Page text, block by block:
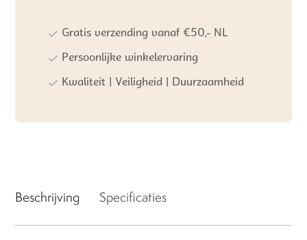
Gratis verzending vanaf €50,- NL
Persoonlijke winkelervaring
Kwaliteit | Veiligheid | Duurzaamheid
Beschrijving Specificaties